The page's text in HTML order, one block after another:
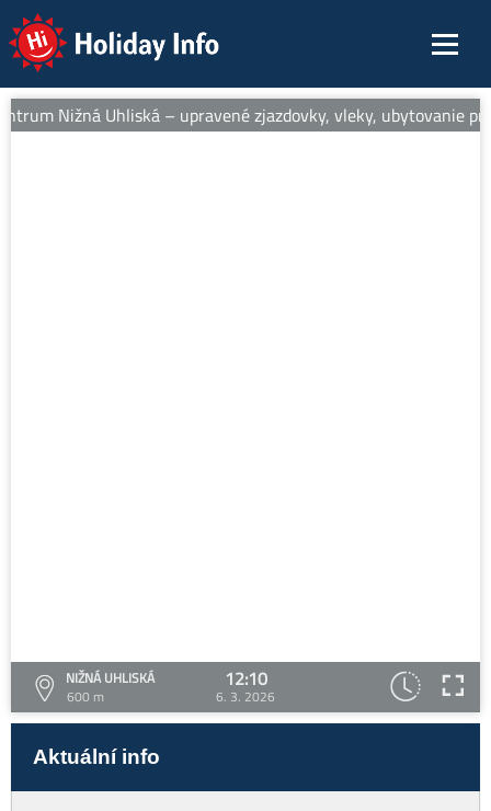
Holiday Info
Nižná Uhliská – upravené zjazdovky, vleky, ubytovanie
NIŽNÁ UHLISKÁ
600 m
12:10
6. 3. 2026
Aktuální info